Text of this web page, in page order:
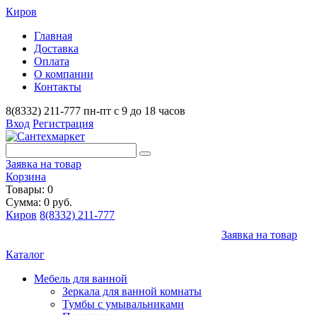
Киров
Главная
Доставка
Оплата
О компании
Контакты
8(8332) 211-777 пн-пт с 9 до 18 часов
Вход Регистрация
Заявка на товар
Корзина
Товары: 0
Сумма: 0 руб.
Киров 8(8332) 211-777
Заявка на товар
Каталог
Мебель для ванной
Зеркала для ванной комнаты
Тумбы с умывальниками